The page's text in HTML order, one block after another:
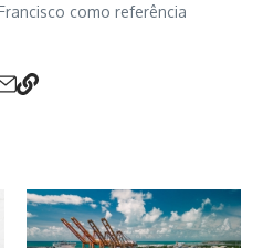
como referência